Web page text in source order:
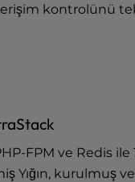
kontrolünü
FPM ve Redis
Yığın, kurulmuş ve